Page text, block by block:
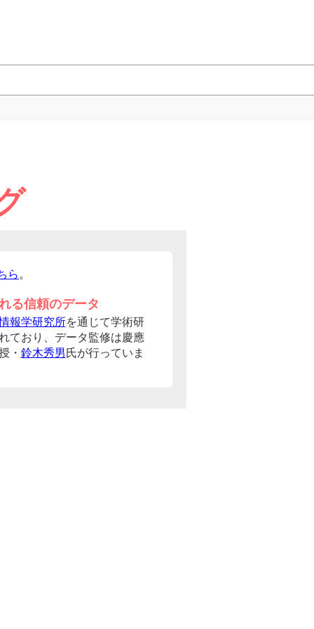
ら 。
る信頼のデータ
報学研究所を通じて学術研
ており、データ監修は慶應
・ 鈴木秀男 氏が行っていま